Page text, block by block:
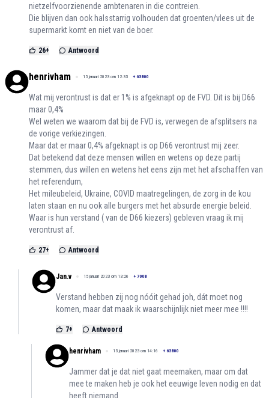
nietzelfvoorzienende ambtenaren in die contreien.
Die blijven dan ook halsstarrig volhouden dat groenten/vlees uit de
supermarkt komt en niet van de boer.
26+ Antwoord
henrivham 15 januari 2023 om 12:35 + 63800
Wat mij verontrust is dat er 1% is afgeknapt op de FVD. Dit is bij D66
maar 0,4%
Wel weten we waarom dat bij de FVD is, verwegen de afsplitsers na
de vorige verkiezingen.
Maar dat er maar 0,4% afgeknapt is op D66 verontrust mij zeer.
Dat betekend dat deze mensen willen en wetens op deze partij
stemmen, dus willen en wetens het eens zijn met het afschaffen van
het referendum,
Het mileubeleid, Ukraine, COVID maatregelingen, de zorg in de kou
laten staan en nu ook alle burgers met het absurde energie beleid.
Waar is hun verstand ( van de D66 kiezers) gebleven vraag ik mij
verontrust af.
27+ Antwoord
Jan.v 15 januari 2023 om 13:26 + 7008
Verstand hebben zij nog nóóit gehad joh, dát moet nog
komen, maar dat maak ik waarschijnlijk niet meer mee !!!!
7+ Antwoord
henrivham 15 januari 2023 om 14:16 + 63800
Jammer dat je dat niet gaat meemaken, maar om dat
mee te maken heb je ook het eeuwige leven nodig en dat
heeft niemand.